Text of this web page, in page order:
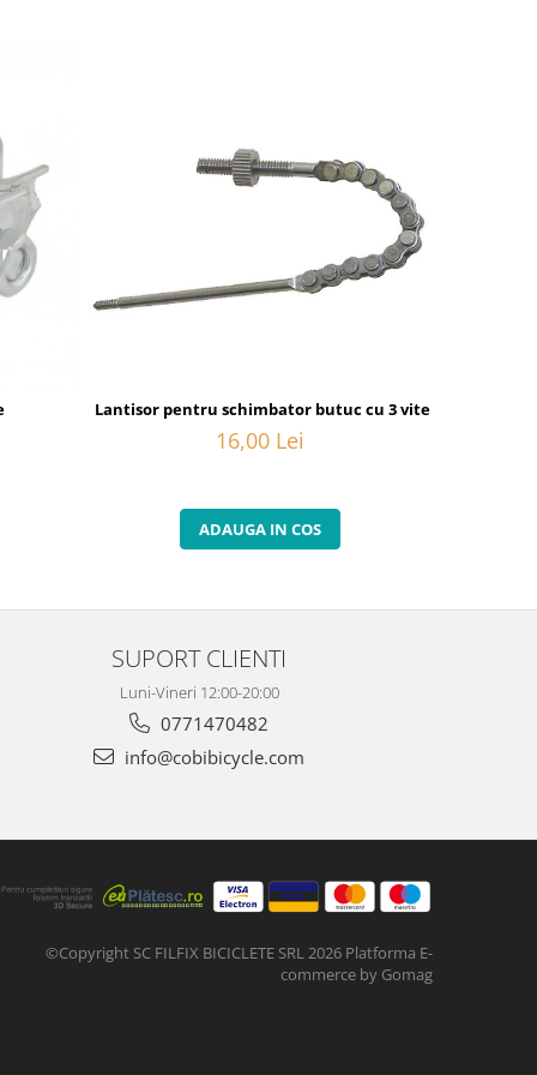
Lantisor pentru schimbator butuc cu 3 viteze interne
16,00 Lei
ADAUGA IN COS
SUPORT CLIENTI
Luni-Vineri 12:00-20:00
0771470482
info@cobibicycle.com
©Copyright SC FILFIX BICICLETE SRL 2026 Platforma E-
commerce by Gomag